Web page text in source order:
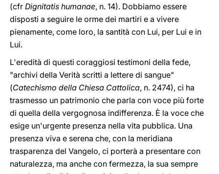
(cfr Dignitatis humanae, n. 14). Dobbiamo essere
disposti a seguire le orme dei martiri e a vivere
pienamente, come loro, la santità con Lui, per Lui e in
Lui.
L'eredità di questi coraggiosi testimoni della fede,
"archivi della Verità scritti a lettere di sangue"
(Catechismo della Chiesa Cattolica, n. 2474), ci ha
trasmesso un patrimonio che parla con voce più forte
di quella della vergognosa indifferenza. È la voce che
esige un'urgente presenza nella vita pubblica. Una
presenza viva e serena che, con la meridiana
trasparenza del Vangelo, ci porterà a presentare con
naturalezza, ma anche con fermezza, la sua sempre